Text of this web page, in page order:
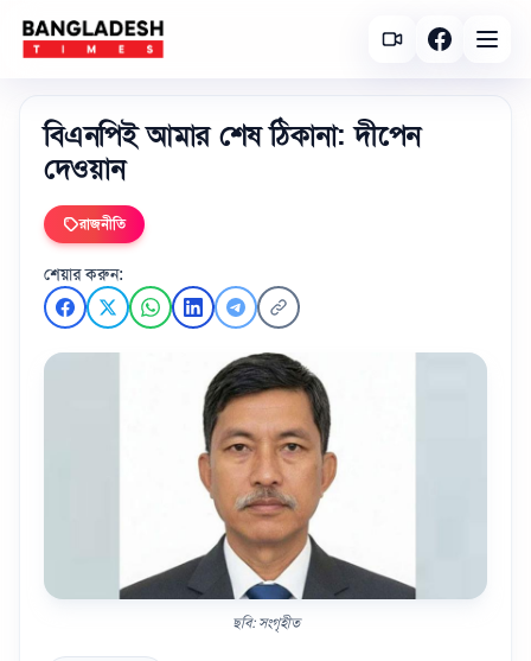
বিএনপিই আমার শেষ ঠিকানা: দীপেন
দেওয়ান
রাজনীতি
শেয়ার করুন:
ছবি: সংগৃহীত